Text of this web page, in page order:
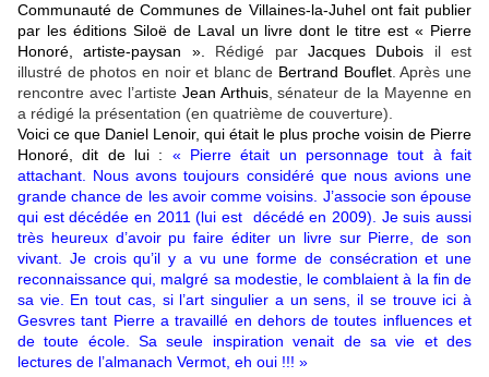
Communauté de Communes de Villaines-la-Juhel ont fait publier
par les éditions Siloë de Laval un livre dont le titre est « Pierre
Honoré, artiste-paysan ».
Rédigé par Jacques Dubois il est
illustré de photos en noir et blanc de Bertrand Bouflet. Après une
rencontre avec l’artiste Jean Arthuis, sénateur de la Mayenne en
a rédigé la présentation (en quatrième de couverture).
Voici ce que Daniel Lenoir, qui était le plus proche voisin de Pierre
Honoré, dit de lui :
« Pierre était un personnage tout à fait
attachant. Nous avons toujours considéré que nous avions une
grande chance de les avoir comme voisins. J’associe son épouse
qui est décédée en 2011 (lui est décédé en 2009). Je suis aussi
très heureux d’avoir pu faire éditer un livre sur Pierre, de son
vivant. Je crois qu’il y a vu une forme de consécration et une
reconnaissance qui, malgré sa modestie, le comblaient à la fin de
sa vie. En tout cas, si l’art singulier a un sens, il se trouve ici à
Gesvres tant Pierre a travaillé en dehors de toutes influences et
de toute école. Sa seule inspiration venait de sa vie et des
lectures de l’almanach Vermot, eh oui !!! »